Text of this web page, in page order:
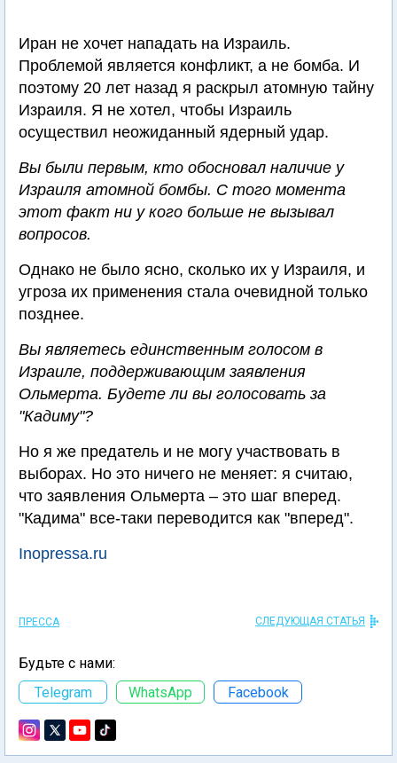
Иран не хочет нападать на Израиль.
Проблемой является конфликт, а не бомба. И
поэтому 20 лет назад я раскрыл атомную тайну
Израиля. Я не хотел, чтобы Израиль
осуществил неожиданный ядерный удар.
Вы были первым, кто обосновал наличие у
Израиля атомной бомбы. С того момента
этот факт ни у кого больше не вызывал
вопросов.
Однако не было ясно, сколько их у Израиля, и
угроза их применения стала очевидной только
позднее.
Вы являетесь единственным голосом в
Израиле, поддерживающим заявления
Ольмерта. Будете ли вы голосовать за
"Кадиму"?
Но я же предатель и не могу участвовать в
выборах. Но это ничего не меняет: я считаю,
что заявления Ольмерта – это шаг вперед.
"Кадима" все-таки переводится как "вперед".
Inopressa.ru
ПРЕССА СЛЕДУЮЩАЯ СТАТЬЯ
Будьте с нами:
Telegram
WhatsApp Facebook